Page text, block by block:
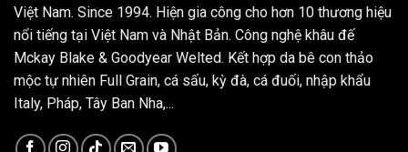
Việt Nam. Since 1994. Hiện gia công cho hơn 10 thương hiệu
nổi tiếng tại Việt Nam và Nhật Bản. Công nghệ khâu đế
Mckay Blake & Goodyear Welted. Kết hợp da bê con thảo
mộc tự nhiên Full Grain, cá sấu, kỳ đà, cá đuối, nhập khẩu
Italy, Pháp, Tây Ban Nha,...